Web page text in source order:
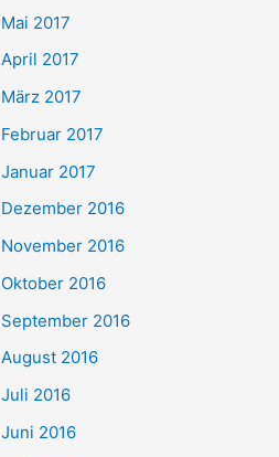
Mai 2017
April 2017
März 2017
Februar 2017
Januar 2017
Dezember 2016
November 2016
Oktober 2016
September 2016
August 2016
Juli 2016
Juni 2016